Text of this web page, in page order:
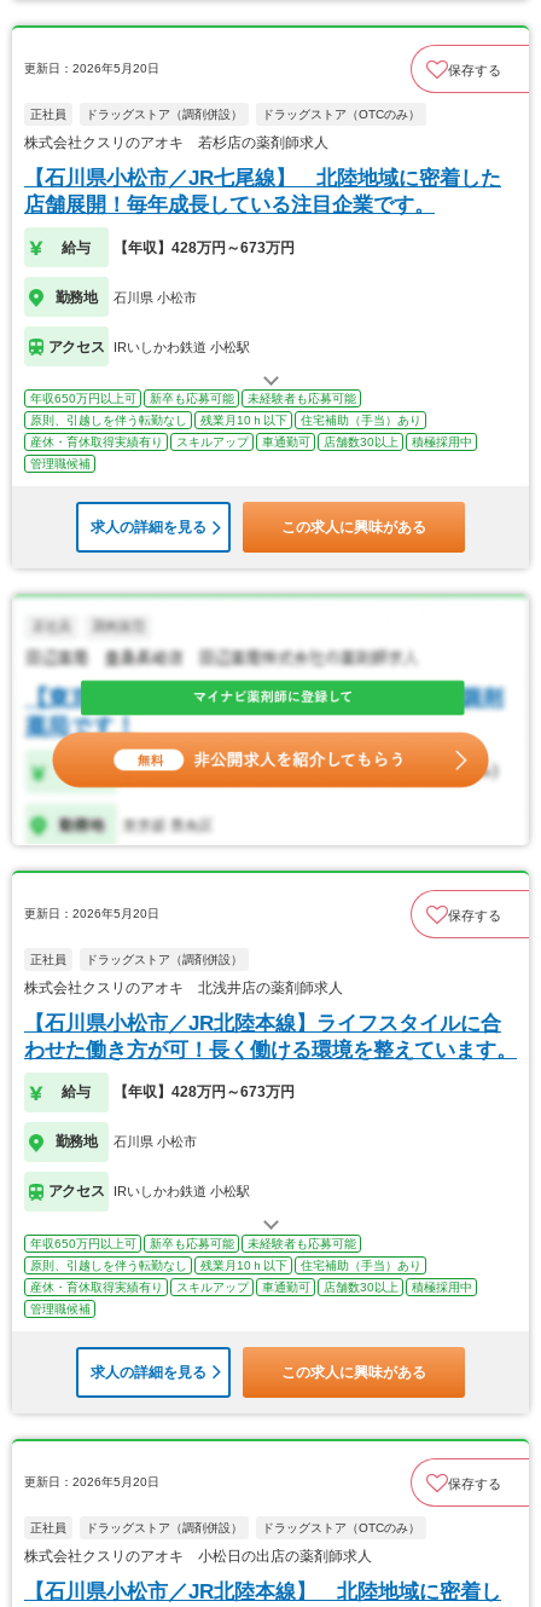
更新日：2026年5月20日 保存する
正社員 ドラッグストア（調剤併設） ドラッグストア（OTCのみ）
株式会社クスリのアオキ 若杉店の薬剤師求人
【石川県小松市／JR七尾線】 北陸地域に密着した
店舗展開！毎年成長している注目企業です。
給与 【年収】428万円～673万円
勤務地 石川県 小松市
アクセス IRいしかわ鉄道 小松駅
年収650万円以上可 新卒も応募可能
未経験者も応募可能
原則、引越しを伴う転勤なし
残業月10ｈ以下
住宅補助（手当）あり
産休・育休取得実績有り
スキルアップ 車通勤可 店舗数30以上
積極採用中
管理職候補
求人の詳細を見る この求人に興味がある
更新日：2026年5月20日 保存する
正社員 ドラッグストア（調剤併設）
株式会社クスリのアオキ 北浅井店の薬剤師求人
【石川県小松市／JR北陸本線】ライフスタイルに合
わせた働き方が可！長く働ける環境を整えています。
給与 【年収】428万円～673万円
勤務地 石川県 小松市
アクセス IRいしかわ鉄道 小松駅
年収650万円以上可 新卒も応募可能
未経験者も応募可能
原則、引越しを伴う転勤なし
残業月10ｈ以下
住宅補助（手当）あり
産休・育休取得実績有り
スキルアップ 車通勤可 店舗数30以上
積極採用中
管理職候補
求人の詳細を見る この求人に興味がある
更新日：2026年5月20日 保存する
正社員 ドラッグストア（調剤併設） ドラッグストア（OTCのみ）
株式会社クスリのアオキ 小松日の出店の薬剤師求人
【石川県小松市／JR北陸本線】 北陸地域に密着し